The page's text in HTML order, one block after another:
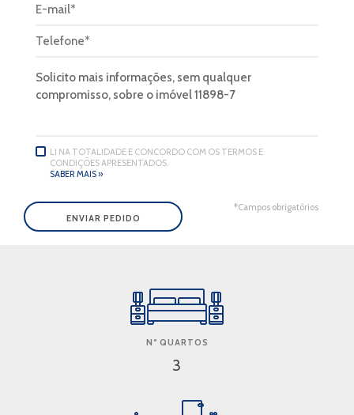
LI NA TOTALIDADE E CONCORDO COM OS TERMOS E
CONDIÇÕES APRESENTADOS.
SABER MAIS »
*Campos obrigatórios
Nº QUARTOS
3